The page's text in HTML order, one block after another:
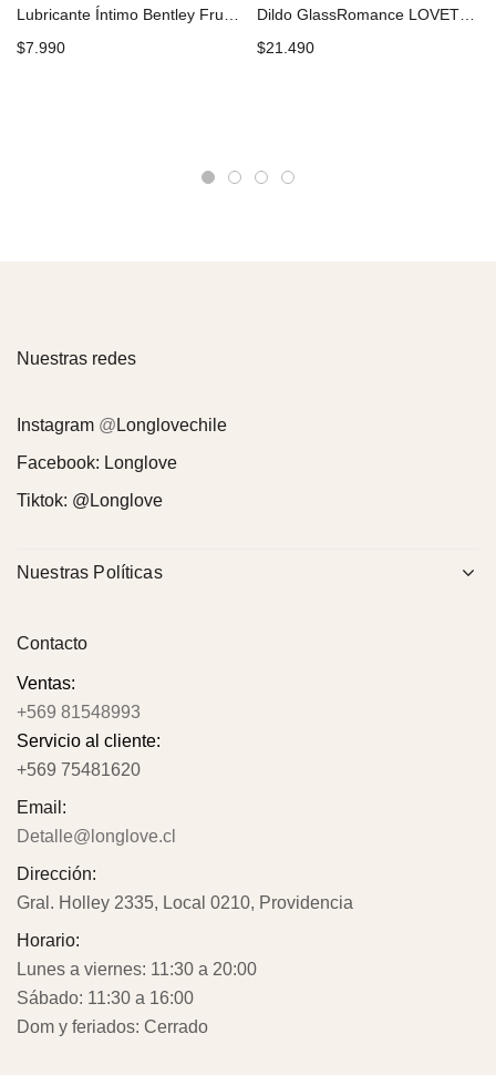
$7.990
$21.490
Nuestras redes
Instagram @ Longlovechile
Facebook: Longlove
Tiktok: @Longlove
Nuestras Políticas
Contacto
Ventas:
+569 81548993
Servicio al cliente:
+569 75481620
Email:
Detalle@longlove.cl
Dirección:
Gral. Holley 2335, Local 0210, Providencia
Horario:
Lunes a viernes: 11:30 a 20:00
Sábado: 11:30 a 16:00
Dom y feriados: Cerrado